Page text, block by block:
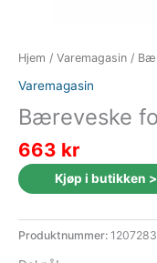
Hjem / Varemagasin /
Varemagasin
Bæreveske
663 kr
Kjøp i butikken >
Produktnummer: